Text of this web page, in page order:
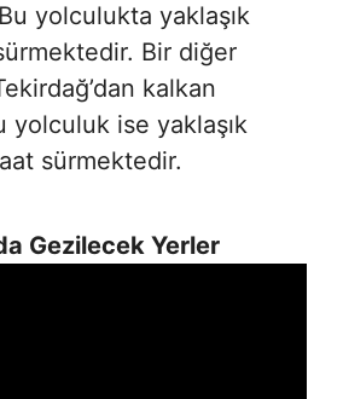
yolculukta yaklaşık
Bir diğer
kalkan
yolculuk ise yaklaşık
sürmektedir.
Gezilecek Yerler